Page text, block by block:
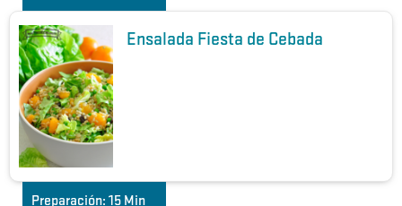
Ensalada Fiesta de Cebada
Preparación: 15 Min